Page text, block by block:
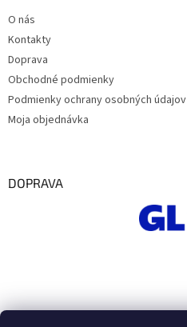
O nás
Kontakty
Doprava
Obchodné podmienky
Podmienky ochrany osobných údajov
Moja objednávka
DOPRAVA